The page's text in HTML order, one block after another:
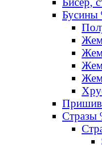
Бусины
Стразы